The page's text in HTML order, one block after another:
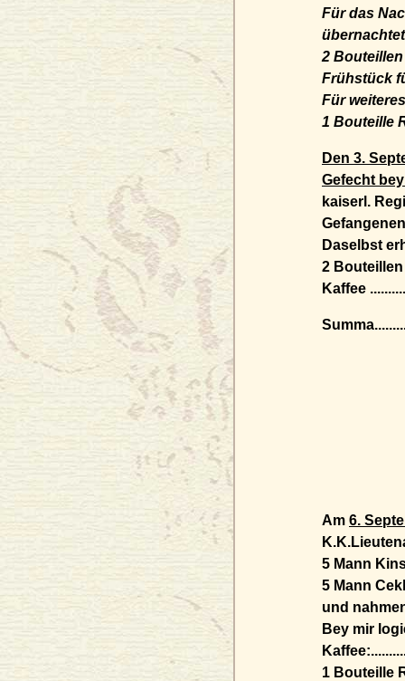
Für das
2 Bouteillen
Frühstück
Für
1 Bouteille
Den 3.
Gefecht
kaiserl.
Daselbst
2 Bouteillen
Kaffee
Am 6.
5 Mann
5 Mann
und
Bey mir
1 Bouteille